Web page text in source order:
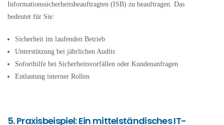
Informationssicherheitsbeauftragten (ISB) zu beauftragen. Das
bedeutet für Sie:
Sicherheit im laufenden Betrieb
Unterstützung bei jährlichen Audits
Soforthilfe bei Sicherheitsvorfällen oder Kundenanfragen
Entlastung interner Rollen
5. Praxisbeispiel: Ein mittelständisches IT-